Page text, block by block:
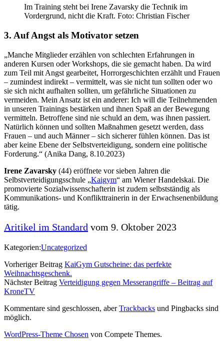
Im Training steht bei Irene Zavarsky die Technik im
Vordergrund, nicht die Kraft. Foto: Christian Fischer
3. Auf Angst als Motivator setzen
„Manche Mitglieder erzählen von schlechten Erfahrungen in
anderen Kursen oder Workshops, die sie gemacht haben. Da wird
zum Teil mit Angst gearbeitet, Horrorgeschichten erzählt und Frauen
– zumindest indirekt – vermittelt, was sie nicht tun sollten oder wo
sie sich nicht aufhalten sollten, um gefährliche Situationen zu
vermeiden. Mein Ansatz ist ein anderer: Ich will die Teilnehmenden
in unseren Trainings bestärken und ihnen Spaß an der Bewegung
vermitteln. Betroffene sind nie schuld an dem, was ihnen passiert.
Natürlich können und sollten Maßnahmen gesetzt werden, dass
Frauen – und auch Männer – sich sicherer fühlen können. Das ist
aber keine Ebene der Selbstverteidigung, sondern eine politische
Forderung.“ (Anika Dang, 8.10.2023)
Irene Zavarsky (44) eröffnete vor sieben Jahren die
Selbstverteidigungsschule „Kaigym“ am Wiener Handelskai. Die
promovierte Sozialwissenschafterin ist zudem selbstständig als
Kommunikations- und Konflikttrainerin in der Erwachsenenbildung
tätig.
Aritikel im Standard vom 9. Oktober 2023
Kategorien:Uncategorized
Vorheriger Beitrag KaiGym Gutscheine: das perfekte
Weihnachtsgeschenk.
Nächster Beitrag Verteidigung gegen Messerangriffe – Beitrag auf
KroneTV
Kommentare sind geschlossen, aberTrackbacks und Pingbacks sind
möglich.
WordPress-Theme Chosen von Compete Themes.